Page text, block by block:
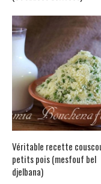
Véritable recette
petits pois (mesfouf bel
djelbana)